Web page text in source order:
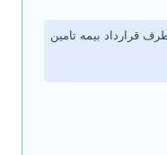
بیمه تامین